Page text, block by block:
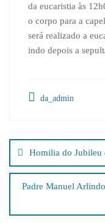
da eucaristia às
o corpo para a
será realizado a
indo depois a
da_admin
de
artigos
Homilia do Jubileu
Padre Manuel